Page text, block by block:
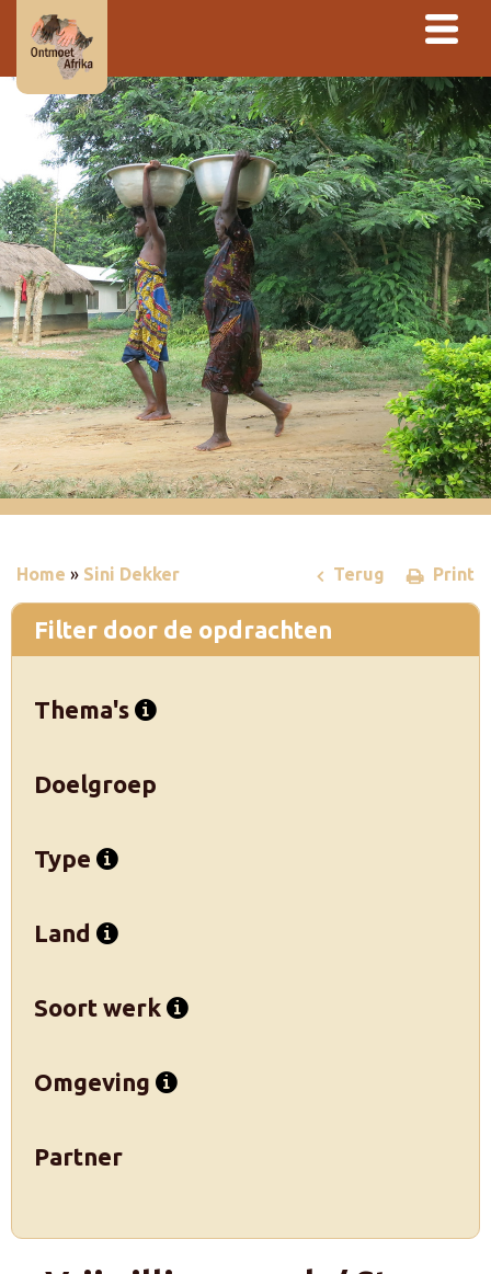
Home » Sini Dekker Print
Terug
Filter door de opdrachten
Thema's
Doelgroep
Type
Land
Soort werk
Omgeving
Partner